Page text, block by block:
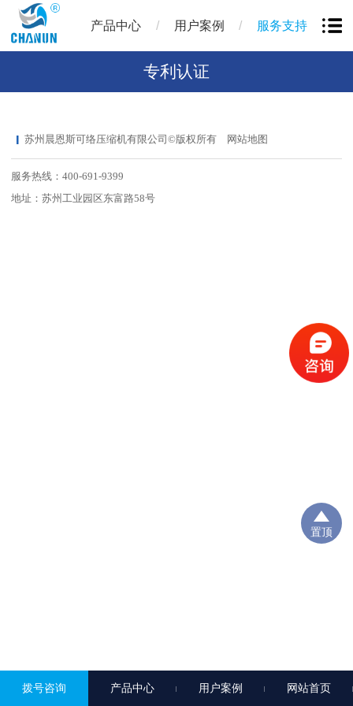
产品中心 / 用户案例 / 服务支持
专利认证
置顶
苏州晨恩斯可络压缩机有限公司©版权所有 网站地图
服务热线：400-691-9399
地址：苏州工业园区东富路58号
拨号咨询 产品中心 用户案例 网站首页